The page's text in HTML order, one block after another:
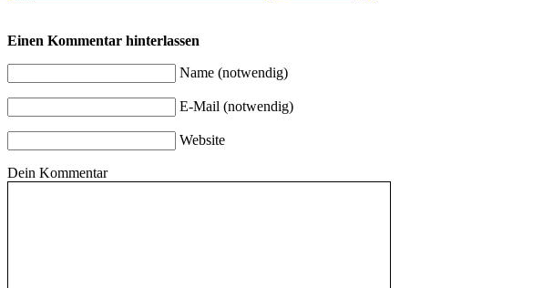
Einen Kommentar hinterlassen
Name (notwendig)
E-Mail (notwendig)
Website
Dein Kommentar